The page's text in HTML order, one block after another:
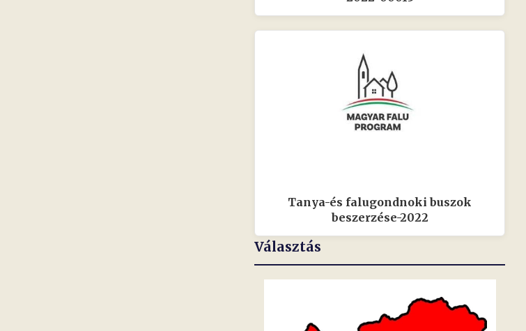
Tanya-és falugondnoki buszok
beszerzése-2022
Választás